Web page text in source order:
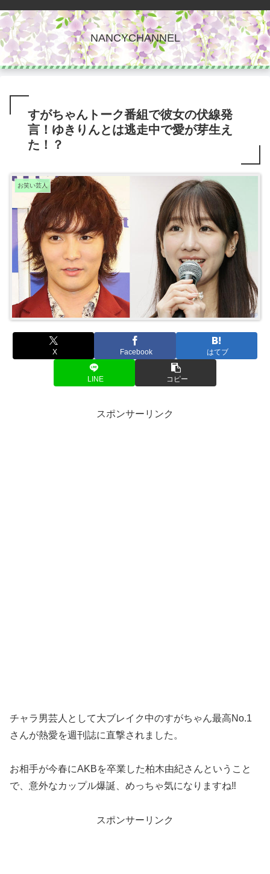
NANCYCHANNEL
すがちゃんトーク番組で彼女の伏線発
言！ゆきりんとは逃走中で愛が芽生え
た！？
お笑い芸人
X Facebook はてブ
LINE コピー
スポンサーリンク
チャラ男芸人として大ブレイク中のすがちゃん最高No.1
さんが熱愛を週刊誌に直撃されました。
お相手が今春にAKBを卒業した柏木由紀さんということ
で、意外なカップル爆誕、めっちゃ気になりますね‼
スポンサーリンク